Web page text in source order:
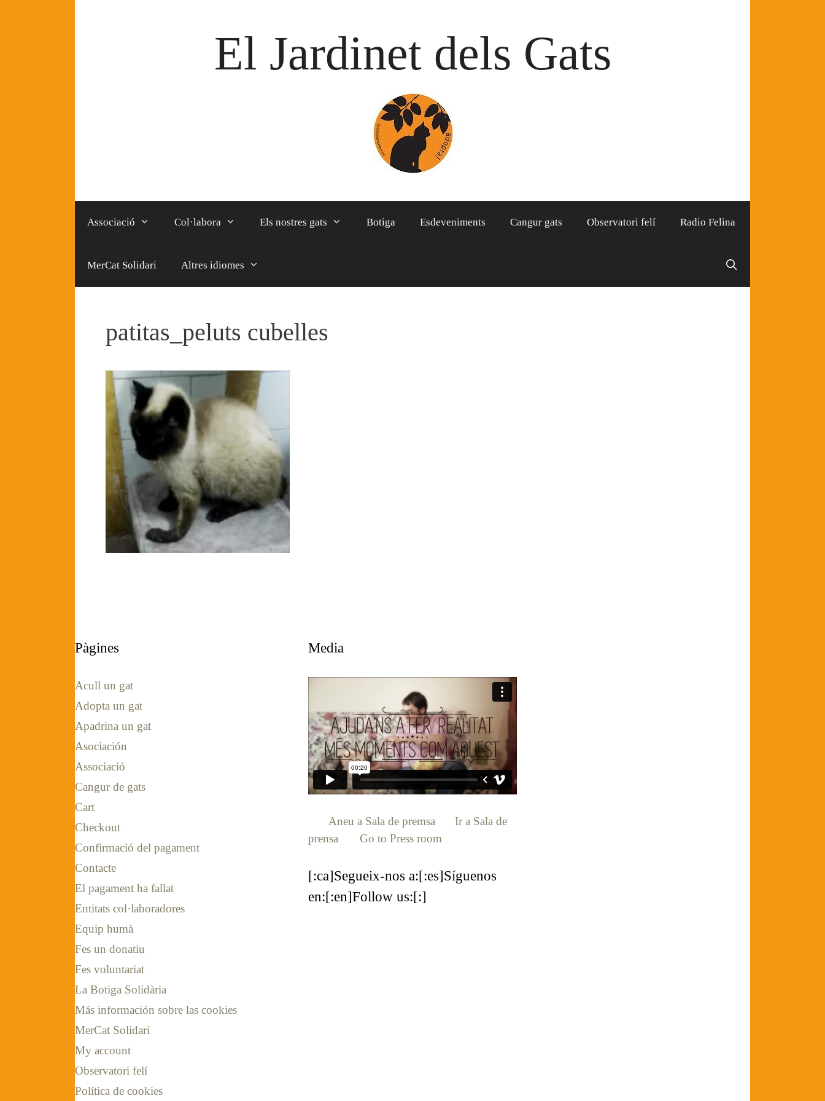
El Jardinet dels Gats
Associació Col·labora Els nostres gats Botiga Esdeveniments Cangur gats Observatori felí Radio Felina
MerCat Solidari Altres idiomes
patitas_peluts cubelles
Pàgines
Acull un gat
Adopta un gat
Apadrina un gat
Asociación
Associació
Cangur de gats
Cart
Checkout
Confirmació del pagament
Contacte
El pagament ha fallat
Entitats col·laboradores
Equip humà
Fes un donatiu
Fes voluntariat
La Botiga Solidària
Más información sobre las cookies
MerCat Solidari
My account
Observatori felí
Política de cookies
Media
Aneu a Sala de premsa[:es] Ir a Sala de
prensa[:en] Go to Press room[:]
[:ca]Segueix-nos a:[:es]Síguenos
en:[:en]Follow us:[:]